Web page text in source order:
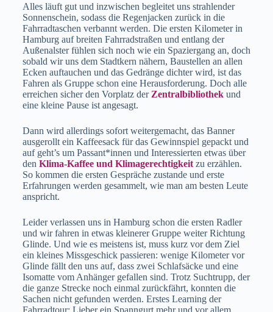
Alles läuft gut und inzwischen begleitet uns strahlender
Sonnenschein, sodass die Regenjacken zurück in die
Fahrradtaschen verbannt werden. Die ersten Kilometer in
Hamburg auf breiten Fahrradstraßen und entlang der
Außenalster fühlen sich noch wie ein Spaziergang an, doch
sobald wir uns dem Stadtkern nähern, Baustellen an allen
Ecken auftauchen und das Gedränge dichter wird, ist das
Fahren als Gruppe schon eine Herausforderung. Doch alle
erreichen sicher den Vorplatz derZentralbibliothek und
eine kleine Pause ist angesagt.
Dann wird allerdings sofort weitergemacht, das Banner
ausgerollt ein Kaffeesack für das Gewinnspiel gepackt und
auf geht’s um Passant*innen und Interessierten etwas über
den Klima-Kaffee und Klimagerechtigkeitzu erzählen.
So kommen die ersten Gespräche zustande und erste
Erfahrungen werden gesammelt, wie man am besten Leute
anspricht.
Leider verlassen uns in Hamburg schon die ersten Radler
und wir fahren in etwas kleinerer Gruppe weiter Richtung
Glinde. Und wie es meistens ist, muss kurz vor dem Ziel
ein kleines Missgeschick passieren: wenige Kilometer vor
Glinde fällt den uns auf, dass zwei Schlafsäcke und eine
Isomatte vom Anhänger gefallen sind. Trotz Suchtrupp, der
die ganze Strecke noch einmal zurückfährt, konnten die
Sachen nicht gefunden werden. Erstes Learning der
Fahrradtour: Lieber ein Spanngurt mehr und vor allem